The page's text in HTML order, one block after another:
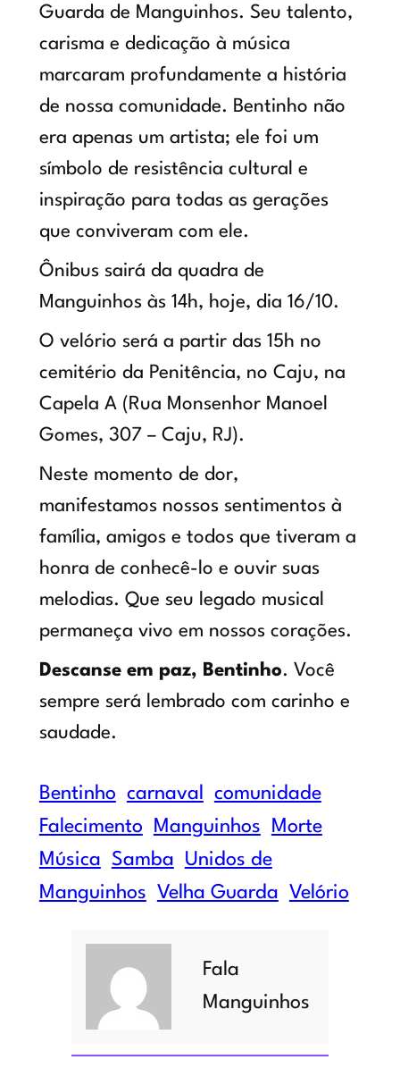
Guarda de Manguinhos. Seu talento,
carisma e dedicação à música
marcaram profundamente a história
de nossa comunidade. Bentinho não
era apenas um artista; ele foi um
símbolo de resistência cultural e
inspiração para todas as gerações
que conviveram com ele.
Ônibus sairá da quadra de
Manguinhos às 14h, hoje, dia 16/10.
O velório será a partir das 15h no
cemitério da Penitência, no Caju, na
Capela A (Rua Monsenhor Manoel
Gomes, 307 – Caju, RJ).
Neste momento de dor,
manifestamos nossos sentimentos à
família, amigos e todos que tiveram a
honra de conhecê-lo e ouvir suas
melodias. Que seu legado musical
permaneça vivo em nossos corações.
Descanse em paz, Bentinho. Você
sempre será lembrado com carinho e
saudade.
Bentinho carnaval
comunidade
Falecimento
Manguinhos
Morte
Música Samba
Unidos de
Manguinhos Velha Guarda Velório
Fala
Manguinhos